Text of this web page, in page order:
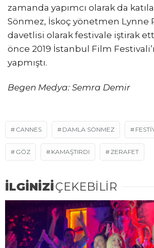
zamanda yapımcı olarak da
Sönmez, İskoç yönetmen Lynne
davetlisi olarak festivale iştirak
önce 2019 İstanbul Film
yapmıştı.
Begen Medya: Semra Demir
CANNES DAMLA SÖNMEZ
GÖZ KAMAŞTIRDI ZERAFET
İLGİNİZİÇEKEBİLİR